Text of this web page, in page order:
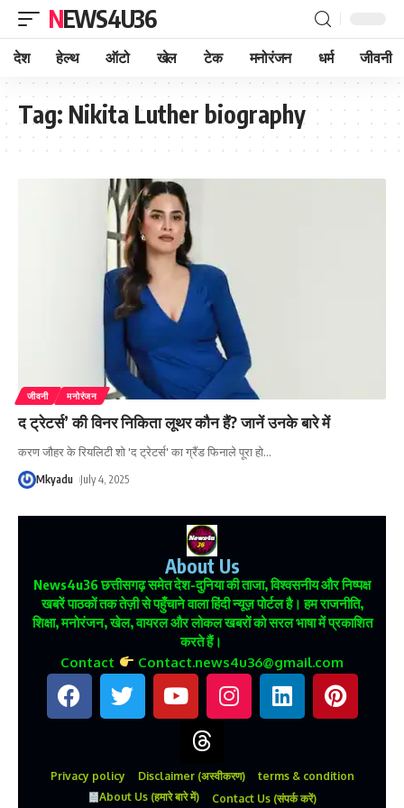
NEWS4U36
देश हेल्थ ऑटो खेल टेक मनोरंजन धर्म जीवनी
Tag: Nikita Luther biography
जीवनी मनोरंजन
द ट्रेटर्स’ की विनर निकिता लूथर कौन हैं? जानें उनके बारे में
करण जौहर के रियलिटी शो 'द ट्रेटर्स' का ग्रैंड फिनाले पूरा हो…
Mkyadu July 4, 2025
About Us
News4u36छत्तीसगढ़ समेत देश-दुनिया की ताजा, विश्वसनीय और निष्पक्ष
खबरें पाठकों तक तेज़ी से पहुँचाने वाला हिंदी न्यूज़ पोर्टल है। हम राजनीति,
शिक्षा, मनोरंजन, खेल, वायरल और लोकल खबरों को सरल भाषा में प्रकाशित
करते हैं।
Contact Contact.news4u36@gmail.com
Privacy policy Disclaimer (अस्वीकरण)
terms & condition
About Us (हमारे बारे में)
Contact Us (संपर्क करें)